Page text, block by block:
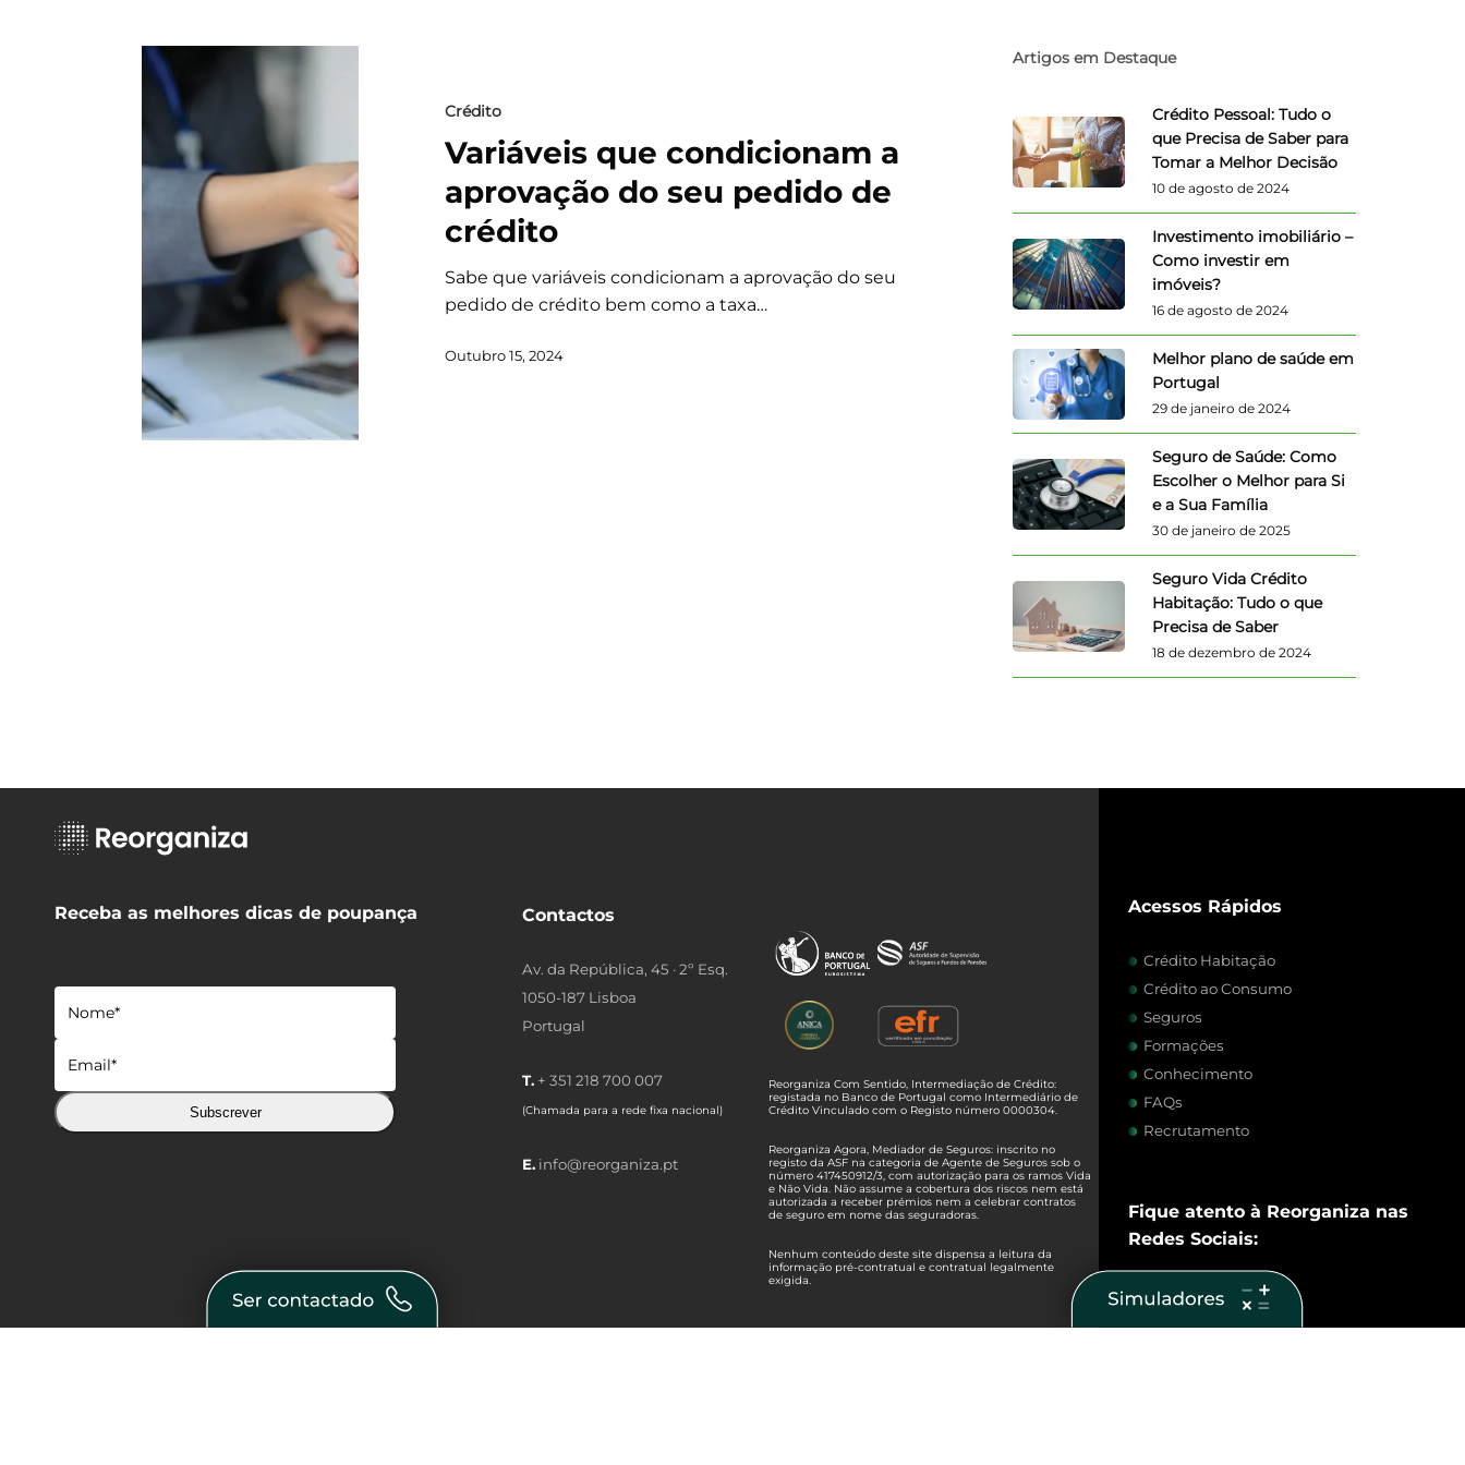
Crédito
Variáveis que condicionam a
aprovação do seu pedido de
crédito
Sabe que variáveis condicionam a aprovação do seu
pedido de crédito bem como a taxa…
Outubro 15, 2024
Artigos em Destaque
Crédito Pessoal: Tudo o
que Precisa de Saber para
Tomar a Melhor Decisão
10 de agosto de 2024
Investimento imobiliário –
Como investir em
imóveis?
16 de agosto de 2024
Melhor plano de saúde em
Portugal
29 de janeiro de 2024
Seguro de Saúde: Como
Escolher o Melhor para Si
e a Sua Família
30 de janeiro de 2025
Seguro Vida Crédito
Habitação: Tudo o que
Precisa de Saber
18 de dezembro de 2024
Receba as melhores dicas de poupança
Subscrever
Contactos
Av. da República, 45 · 2º Esq.
1050-187 Lisboa
Portugal
T. + 351 218 700 007
(Chamada para a rede fixa nacional)
E. info@reorganiza.pt
Reorganiza Com Sentido, Intermediação de Crédito:
registada no Banco de Portugal como Intermediário de
Crédito Vinculado com o Registo número 0000304.
Reorganiza Agora, Mediador de Seguros: inscrito no
registo da ASF na categoria de Agente de Seguros sob o
número 417450912/3, com autorização para os ramos Vida
e Não Vida. Não assume a cobertura dos riscos nem está
autorizada a receber prémios nem a celebrar contratos
de seguro em nome das seguradoras.
Nenhum conteúdo deste site dispensa a leitura da
informação pré-contratual e contratual legalmente
exigida.
Acessos Rápidos
Crédito Habitação
Crédito ao Consumo
Seguros
Formações
Conhecimento
FAQs
Recrutamento
Fique atento à Reorganiza nas
Redes Sociais: